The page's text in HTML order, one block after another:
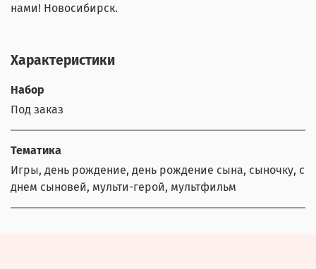
нами! Новосибирск.
Характеристики
Набор
Под заказ
Тематика
Игры, день рождение, день рождение сына, сыночку, с
днем сыновей, мульти-герой, мультфильм